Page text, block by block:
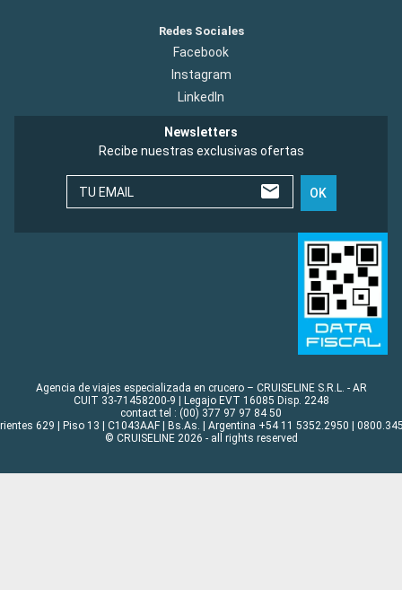
Redes Sociales
Facebook
Instagram
LinkedIn
Newsletters
Recibe nuestras exclusivas ofertas
TU EMAIL OK
Agencia de viajes especializada en crucero – CRUISELINE S.R.L. - AR
CUIT 33-71458200-9 | Legajo EVT 16085 Disp. 2248
contact tel : (00) 377 97 97 84 50
629 | Piso 13 | C1043AAF | Bs.As. | Argentina +54 11 5352.2950 |
© CRUISELINE 2026 - all rights reserved